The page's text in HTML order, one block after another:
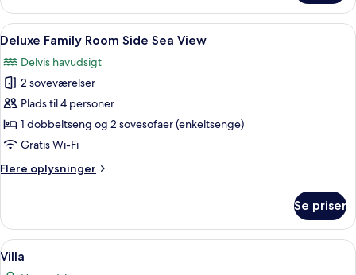
Family
Room
Land
Indlæs
alle
billeder
af
Deluxe
Family
Room
Sea
Et moderne hotelværelse med en
5
Deluxe Family Room Side Sea View
Delvis havudsigt
2 soveværelser
Plads til 4 personer
1 dobbeltseng og 2 sovesofaer (enkeltsenge)
Gratis Wi-Fi
Flere oplysninger
Flere
Family
Room
Side
Se priser
Indlæs
alle
Et toetagers hus med pool,
5
Villa